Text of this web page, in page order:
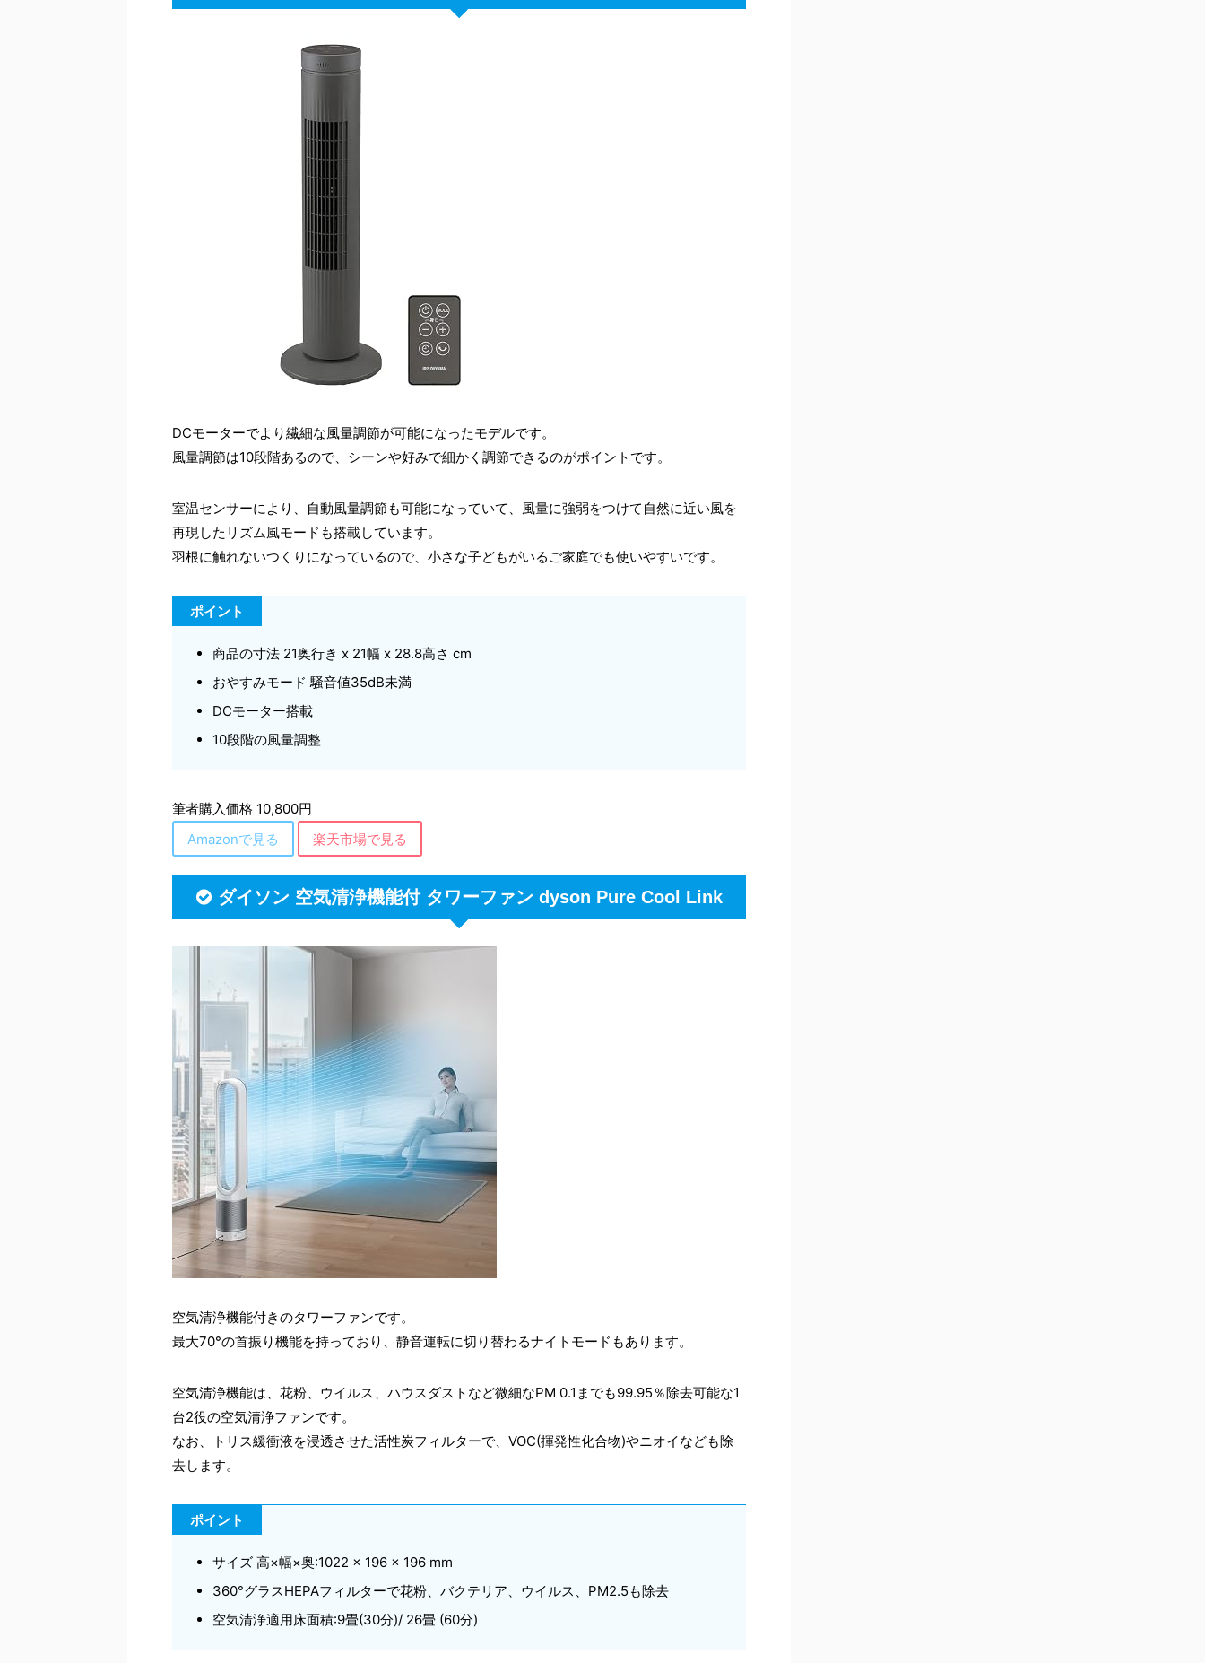
DCモーターでより繊細な風量調節が可能になったモデルです。
風量調節は10段階あるので、シーンや好みで細かく調節できるのがポイントです。
室温センサーにより、自動風量調節も可能になっていて、風量に強弱をつけて自然に近い風を
再現したリズム風モードも搭載しています。
羽根に触れないつくりになっているので、小さな子どもがいるご家庭でも使いやすいです。
ポイント
商品の寸法 21奥行き x 21幅 x 28.8高さ cm
おやすみモード 騒音値35dB未満
DCモーター搭載
10段階の風量調整
筆者購入価格 10,800円
Amazonで見る
楽天市場で見る
ダイソン 空気清浄機能付 タワーファン dyson Pure Cool Link
空気清浄機能付きのタワーファンです。
最大70°の首振り機能を持っており、静音運転に切り替わるナイトモードもあります。
空気清浄機能は、花粉、ウイルス、ハウスダストなど微細なPM 0.1までも99.95％除去可能な1
台2役の空気清浄ファンです。
なお、トリス緩衝液を浸透させた活性炭フィルターで、VOC(揮発性化合物)やニオイなども除
去します。
ポイント
サイズ 高×幅×奥:1022 × 196 × 196 mm
360°グラスHEPAフィルターで花粉、バクテリア、ウイルス、PM2.5も除去
空気清浄適用床面積:9畳(30分)/ 26畳 (60分)